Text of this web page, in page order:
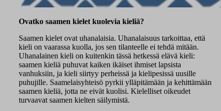
Ovatko saamen kielet kuolevia kieliä?
Saamen kielet ovat uhanalaisia. Uhanalaisuus tarkoittaa, että
kieli on vaarassa kuolla, jos sen tilanteelle ei tehdä mitään.
Uhanalainen kieli on kuitenkin tässä hetkessä elävä kieli:
saamen kieliä puhuvat kaiken ikäiset ihmiset lapsista
vanhuksiin, ja kieli siirtyy perheissä ja kielipesissä uusille
puhujille. Saamelaisyhteisö pyrkii ylläpitämään ja kehittämään
saamen kieliä, jotta ne eivät kuolisi. Kielelliset oikeudet
turvaavat saamen kielten säilymistä.